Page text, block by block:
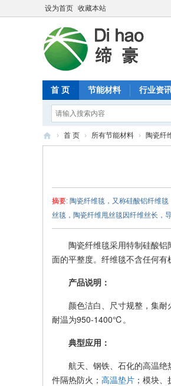
设为首页 收藏本站
首 页 节能材料 行业资
› 首 页 › 所有节能材料 › 陶瓷纤
摘要: 陶瓷纤维毯，又称硅酸铝纤维
丝毯，陶瓷纤维甩丝毯因纤维丝长，
陶瓷纤维毯采用特制硅酸
面的平整度。纤维毯不含任何有
产品说明：
颜色洁白、尺寸规整，集
耐温为950-1400℃。
典型应用：
航天、钢铁、石化的高温
件隔热防火； 高温垫片 ；模块、